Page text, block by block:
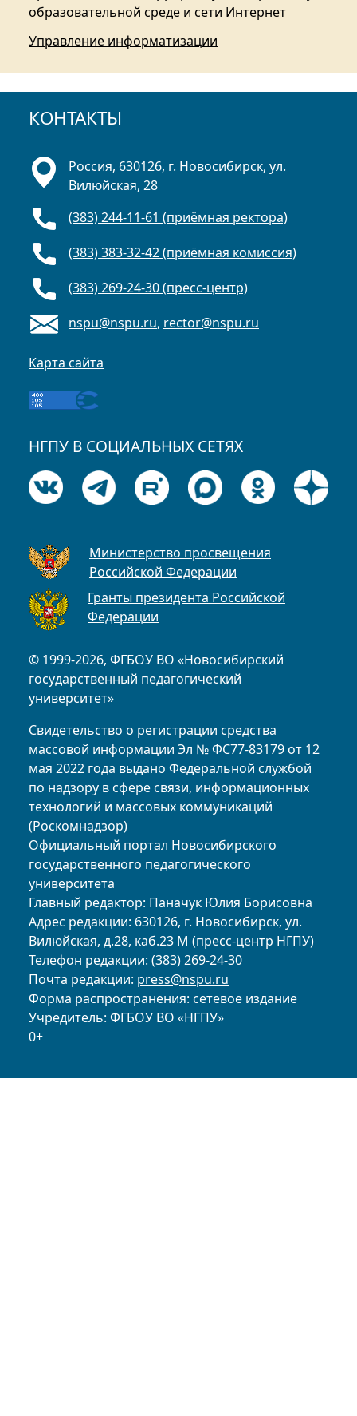
образовательной среде и сети Интернет
Управление информатизации
КОНТАКТЫ
© 1999-2026, ФГБОУ ВО «Новосибирский
государственный педагогический
университет»
Свидетельство о регистрации средства
массовой информации Эл № ФС77-83179 от 12
мая 2022 года выдано Федеральной службой
по надзору в сфере связи, информационных
технологий и массовых коммуникаций
(Роскомнадзор)
Официальный портал Новосибирского
государственного педагогического
университета
Главный редактор: Паначук Юлия Борисовна
Адрес редакции: 630126, г. Новосибирск, ул.
Вилюйская, д.28, каб.23 М (пресс-центр НГПУ)
Телефон редакции: (383) 269-24-30
Почта редакции: press@nspu.ru
Форма распространения: сетевое издание
Учредитель: ФГБОУ ВО «НГПУ»
0+
Россия, 630126, г. Новосибирск, ул.
Вилюйская, 28
(383) 244-11-61 (приёмная ректора)
(383) 383-32-42 (приёмная комиссия)
(383) 269-24-30 (пресс-центр)
nspu@nspu.ru, rector@nspu.ru
Карта сайта
НГПУ В СОЦИАЛЬНЫХ СЕТЯХ
Министерство просвещения
Российской Федерации
Гранты президента Российской
Федерации